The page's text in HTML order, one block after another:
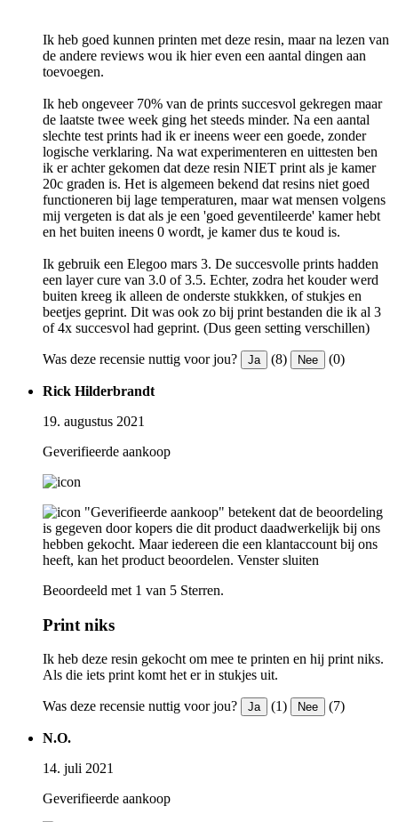
Ik heb goed kunnen printen met deze resin, maar na lezen van
de andere reviews wou ik hier even een aantal dingen aan
toevoegen.
Ik heb ongeveer 70% van de prints succesvol gekregen maar
de laatste twee week ging het steeds minder. Na een aantal
slechte test prints had ik er ineens weer een goede, zonder
logische verklaring. Na wat experimenteren en uittesten ben
ik er achter gekomen dat deze resin NIET print als je kamer
20c graden is. Het is algemeen bekend dat resins niet goed
functioneren bij lage temperaturen, maar wat mensen volgens
mij vergeten is dat als je een 'goed geventileerde' kamer hebt
en het buiten ineens 0 wordt, je kamer dus te koud is.
Ik gebruik een Elegoo mars 3. De succesvolle prints hadden
een layer cure van 3.0 of 3.5. Echter, zodra het kouder werd
buiten kreeg ik alleen de onderste stukkken, of stukjes en
beetjes geprint. Dit was ook zo bij print bestanden die ik al 3
of 4x succesvol had geprint. (Dus geen setting verschillen)
Was deze recensie nuttig voor jou? Ja (8) Nee (0)
Rick Hilderbrandt
19. augustus 2021
Geverifieerde aankoop
"Geverifieerde aankoop" betekent dat de beoordeling
is gegeven door kopers die dit product daadwerkelijk bij ons
hebben gekocht. Maar iedereen die een klantaccount bij ons
heeft, kan het product beoordelen. Venster sluiten
Beoordeeld met 1 van 5 Sterren.
Print niks
Ik heb deze resin gekocht om mee te printen en hij print niks.
Als die iets print komt het er in stukjes uit.
Was deze recensie nuttig voor jou? Ja (1) Nee (7)
N.O.
14. juli 2021
Geverifieerde aankoop